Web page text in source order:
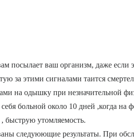
посылает ваш организм, даже если
за этими сигналами таится
на одышку при незначительной
больной около 10 дней ,когда на
, быструю утомляемость.
следуюющие результаты. При